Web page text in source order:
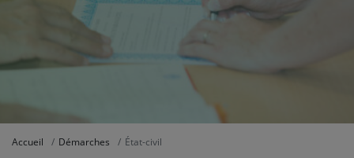
Accueil Démarches État-civil